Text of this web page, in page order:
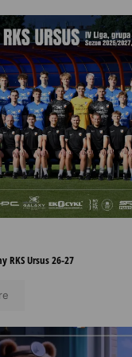
RKS Ursus 26-27